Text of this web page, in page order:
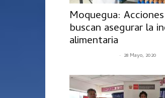
Moquegua:
buscan asegurar la
alimentaria
- 28 Mayo, 2020